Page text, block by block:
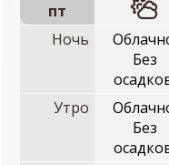
пт
Ночь
Без
Утро
Без